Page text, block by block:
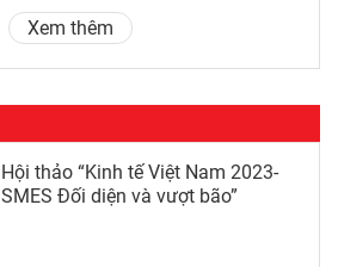
Xem thêm
Hội thảo “Kinh tế Việt Nam 2023-
SMES Đối diện và vượt bão”